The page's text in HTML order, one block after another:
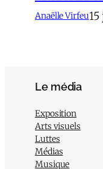
Anaëlle Virfeu
Le média
Exposition
Arts visuels
Luttes
Médias
Musique